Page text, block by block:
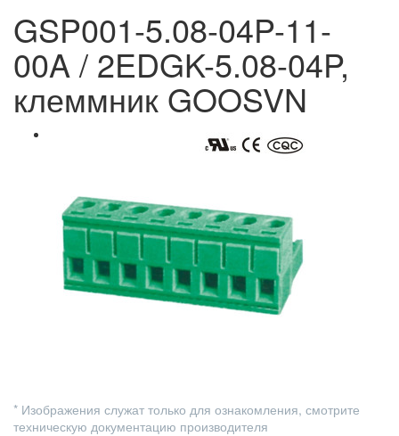
GSP001-5.08-04P-11-
00A / 2EDGK-5.08-04P,
клеммник GOOSVN
* Изображения служат только для ознакомления, смотрите
техническую документацию производителя